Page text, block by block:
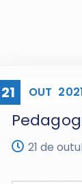
21 OUT
ONLINE
21 de